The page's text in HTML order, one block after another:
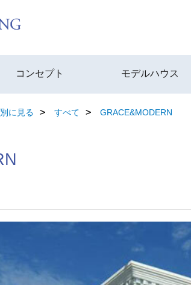
コンセプト モデルハウス
に見る すべて GRACE&MODERN